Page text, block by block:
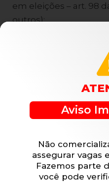
em eleições – art. 98
outros);
Comparecimento
processo trabalhista;
Ausências
Exemplos de
ou não e que, em tese,
necessidade de
empregado para
Aviso
Não
assegurar vagas
Fazemos parte
você pode